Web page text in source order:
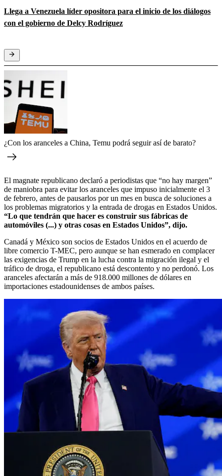
Llega a Venezuela líder opositora para el inicio de los diálogos
con el gobierno de Delcy Rodríguez
¿Con los aranceles a China, Temu podrá seguir así de barato?
El magnate republicano declaró a periodistas que “no hay margen”
de maniobra para evitar los aranceles que impuso inicialmente el 3
de febrero, antes de pausarlos por un mes en busca de soluciones a
los problemas migratorios y la entrada de drogas en Estados Unidos.
“Lo que tendrán que hacer es construir sus fábricas de
automóviles (...) y otras cosas en Estados Unidos”, dijo.
Canadá y México son socios de Estados Unidos en el acuerdo de
libre comercio T-MEC, pero aunque se han esmerado en complacer
las exigencias de Trump en la lucha contra la migración ilegal y el
tráfico de droga, el republicano está descontento y no perdonó. Los
aranceles afectarán a más de 918.000 millones de dólares en
importaciones estadounidenses de ambos países.